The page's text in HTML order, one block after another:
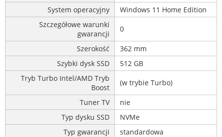
System operacyjny
Windows 11 Home Edition
Szczegółowe warunki
gwarancji
0
Szerokość
362 mm
Szybki dysk SSD
512 GB
Tryb Turbo Intel/AMD Tryb
Boost
(w trybie Turbo)
Tuner TV
nie
Typ dysku SSD
NVMe
Typ gwarancji
standardowa